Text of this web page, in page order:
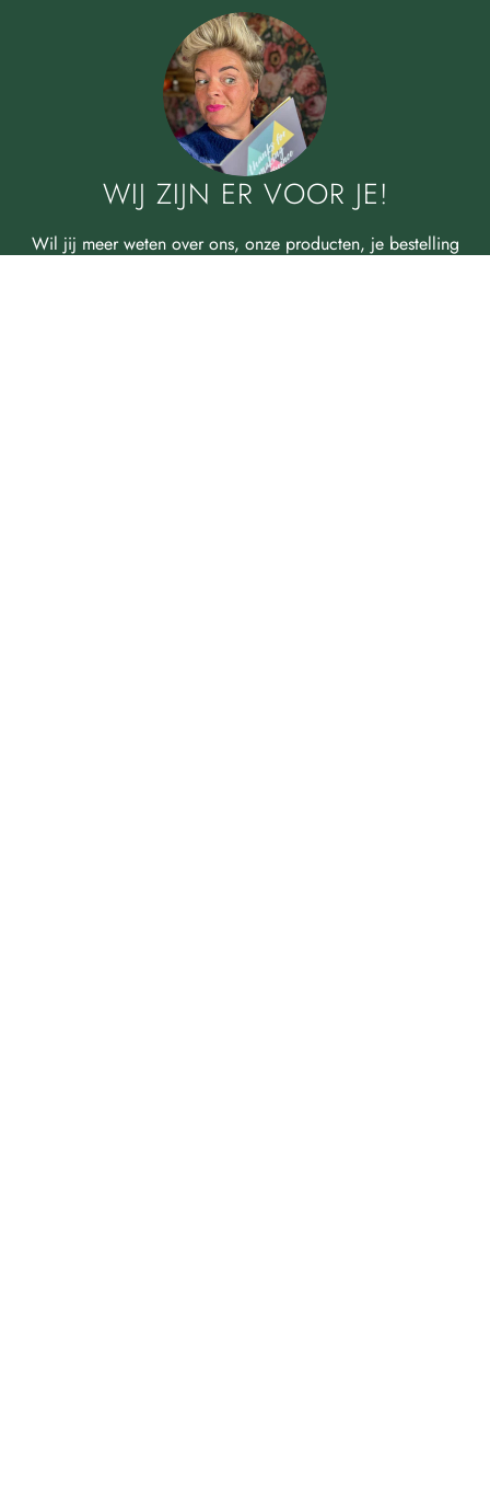
WIJ ZIJN ER VOOR JE!
Wil jij meer weten over ons, onze producten, je bestelling